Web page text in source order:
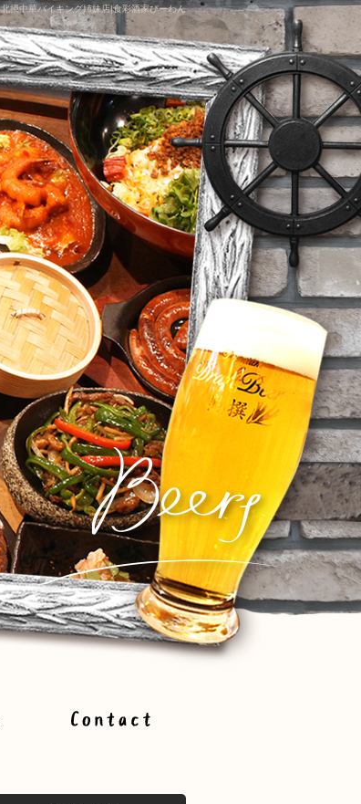
北摂中華バイキング姉妹店|食彩酒家びーわん